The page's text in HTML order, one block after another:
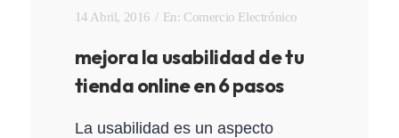
14 Abril, 2016 En: Comercio Electrónico
mejora la usabilidad de tu
tienda online en 6 pasos
La usabilidad es un aspecto